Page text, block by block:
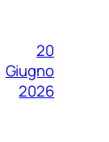
20
Giugno
2026